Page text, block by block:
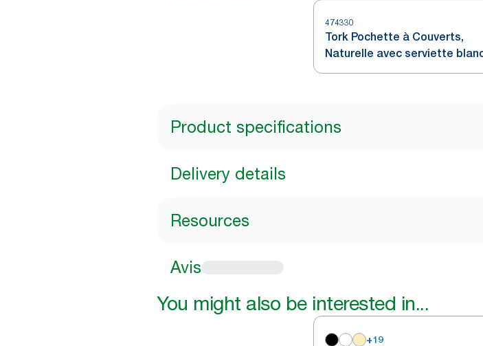
474330
Tork Pochette à Couverts,
Naturelle avec serviette
Product specifications
Delivery details
Resources
Avis
You might also be interested in...
+19